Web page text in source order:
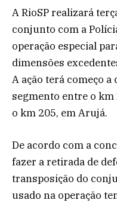
A RioSP realizará
conjunto com a
operação especial
dimensões
A ação terá começo
segmento entre o
o km 205, em Arujá.
De acordo com a
fazer a retirada de
transposição do
usado na operação